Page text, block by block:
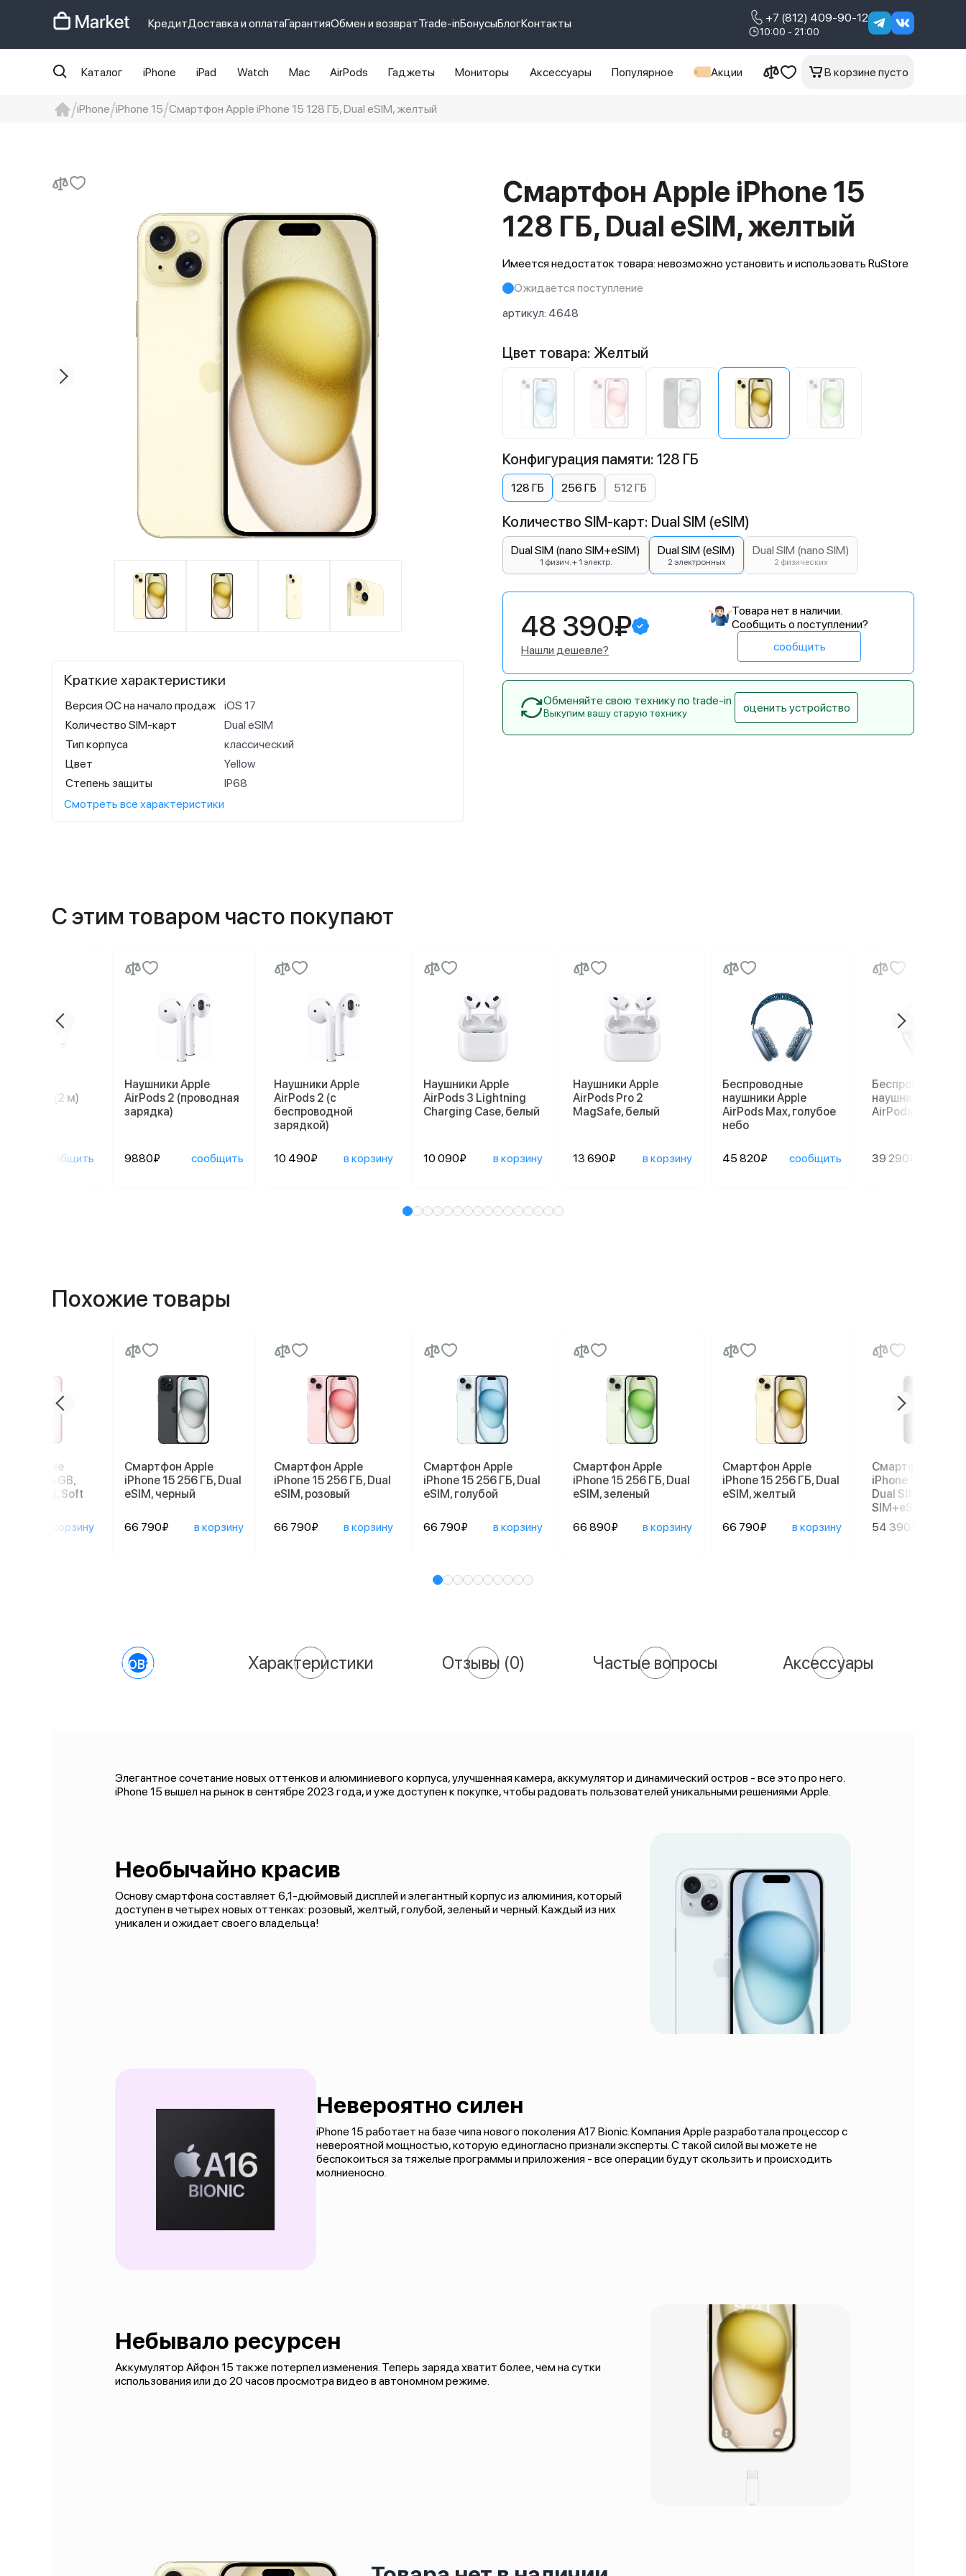
КредитДоставка и оплатаГарантияОбмен и возвратTrade-inБонусыБлогКонтакты +7 (812) 409-90-12
10:00 - 21:00
Каталог iPhone iPad Watch Mac AirPods Гаджеты Мониторы Аксессуары Популярное Акции В корзине пусто
iPhone iPhone 15 Смартфон Apple iPhone 15 128 ГБ, Dual eSIM, желтый
Смартфон Apple iPhone 15
128 ГБ, Dual eSIM, желтый
Имеется недостаток товара: невозможно установить и использовать RuStore
Ожидается поступление
артикул: 4648
Краткие характеристики
Версия ОС на начало продаж
iOS 17
Количество SIM-карт
Dual eSIM
Тип корпуса
классический
Цвет
Yellow
Степень защиты
IP68
Смотреть все характеристики
Цвет товара: Желтый
Конфигурация памяти: 128 ГБ
128 ГБ 256 ГБ 512 ГБ
Количество SIM-карт: Dual SIM (eSIM)
Dual SIM (nano SIM+eSIM)
1 физич. + 1 электр.
Dual SIM (eSIM)
2 электронных
Dual SIM (nano SIM)
2 физических
48 390₽
Нашли дешевле?
Товара нет в наличии.
Сообщить о поступлении?
сообщить
Обменяйте свою технику по trade-in
Выкупим вашу старую технику оценить устройство
С этим товаром часто покупают
USB (2 м)
сообщить
Наушники Apple
AirPods 2 (проводная
зарядка)
9880₽ сообщить
Наушники Apple
AirPods 2 (с
беспроводной
зарядкой)
10 490₽ в корзину
Наушники Apple
AirPods 3 Lightning
Charging Case, белый
10 090₽ в корзину
Наушники Apple
AirPods Pro 2
MagSafe, белый
13 690₽ в корзину
Беспроводные
наушники Apple
AirPods Max, голубое
небо
45 820₽ сообщить
Беспроводные
наушники Apple
AirPods Max,
39 290₽
Похожие товары
Apple
17e 256 GB,
(eSIM), Soft
в корзину
Смартфон Apple
iPhone 15 256 ГБ, Dual
eSIM, черный
66 790₽ в корзину
Смартфон Apple
iPhone 15 256 ГБ, Dual
eSIM, розовый
66 790₽ в корзину
Смартфон Apple
iPhone 15 256 ГБ, Dual
eSIM, голубой
66 790₽ в корзину
Смартфон Apple
iPhone 15 256 ГБ, Dual
eSIM, зеленый
66 890₽ в корзину
Смартфон Apple
iPhone 15 256 ГБ, Dual
eSIM, желтый
66 790₽ в корзину
Смартфон Apple
iPhone 17e 256
Dual SIM (nano
SIM+eSIM), Black
54 390₽
О товаре Характеристики Отзывы (0) Частые вопросы Аксессуары
Элегантное сочетание новых оттенков и алюминиевого корпуса, улучшенная камера, аккумулятор и динамический остров - все это про него.
iPhone 15 вышел на рынок в сентябре 2023 года, и уже доступен к покупке, чтобы радовать пользователей уникальными решениями Apple.
Необычайно красив
Основу смартфона составляет 6,1-дюймовый дисплей и элегантный корпус из алюминия, который
доступен в четырех новых оттенках: розовый, желтый, голубой, зеленый и черный. Каждый из них
уникален и ожидает своего владельца!
Невероятно силен
iPhone 15 работает на базе чипа нового поколения A17 Bionic. Компания Apple разработала процессор с
невероятной мощностью, которую единогласно признали эксперты. С такой силой вы можете не
беспокоиться за тяжелые программы и приложения - все операции будут скользить и происходить
молниеносно.
Небывало ресурсен
Аккумулятор Айфон 15 также потерпел изменения. Теперь заряда хватит более, чем на сутки
использования или до 20 часов просмотра видео в автономном режиме.